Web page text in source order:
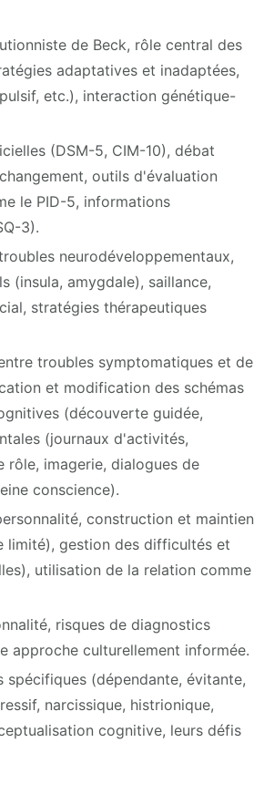
de Beck, rôle central des
adaptatives et inadaptées,
etc.), interaction génétique-
(DSM-5, CIM-10), débat
outils d'évaluation
le PID-5, informations
3).
neurodéveloppementaux,
(insula, amygdale), saillance,
stratégies thérapeutiques
troubles symptomatiques et de
et modification des schémas
(découverte guidée,
(journaux d'activités,
rôle, imagerie, dialogues de
conscience).
construction et maintien
limité), gestion des difficultés et
utilisation de la relation comme
risques de diagnostics
approche culturellement informée.
(dépendante, évitante,
narcissique, histrionique,
cognitive, leurs défis